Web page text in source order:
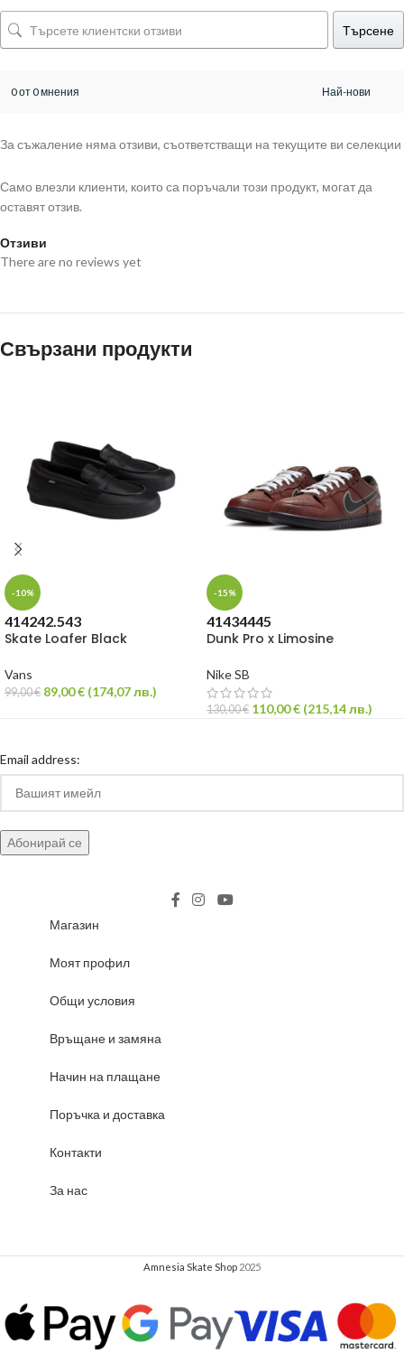
Търсене
0 от 0 мнения
За съжаление няма отзиви, съответстващи на текущите ви селекции
Отзиви
There are no reviews yet
Само влезли клиенти, които са поръчали този продукт, могат да
оставят отзив.
Свързани продукти
-10%
414242.543
Skate Loafer Black
Vans
99,00€ 89,00€ (174,07лв.)
-15%
41434445
Dunk Pro x Limosine
Nike SB
130,00€ 110,00€ (215,14лв.)
Email address:
Магазин
Моят профил
Общи условия
Връщане и замяна
Начин на плащане
Поръчка и доставка
Контакти
За нас
Amnesia Skate Shop 2025